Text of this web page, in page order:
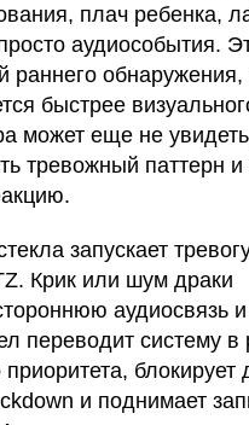
плач ребенка,
аудиособытия.
раннего обнаружения,
быстрее
может еще не
тревожный паттерн и
запускает
Крик или шум драки
аудиосвязь и
переводит систему в
блокирует
и поднимает